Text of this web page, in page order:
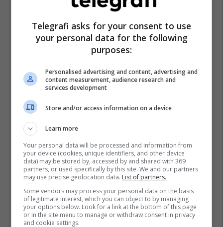
Ekzekutim I Pagesave
Sektori Privat
Telegrafi asks for your consent to use
your personal data for the following
purposes:
Personalised advertising and content, advertising and
content measurement, audience research and
services development
Store and/or access information on a device
Learn more
Your personal data will be processed and information from
your device (cookies, unique identifiers, and other device
data) may be stored by, accessed by and shared with 369
partners, or used specifically by this site. We and our partners
may use precise geolocation data. List of partners.
Some vendors may process your personal data on the basis
of legitimate interest, which you can object to by managing
your options below. Look for a link at the bottom of this page
or in the site menu to manage or withdraw consent in privacy
and cookie settings.